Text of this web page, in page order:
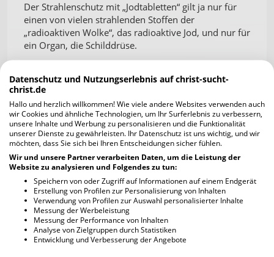
Der Strahlenschutz mit „Jodtabletten“ gilt ja nur für
einen von vielen strahlenden Stoffen der
„radioaktiven Wolke“, das radioaktive Jod, und nur für
ein Organ, die Schilddrüse.
und Cäsium - 137, Strontium und Plutonium
verstrahlen natürlich zusammen mit dem
radioaktiven Jod, das ja nur die Schilddrüse, aber
nicht die anderen Organe schützen soll, den ganzen
Körper, also auch die Schilddrüse.
Jodtabletten sind hauptsächlich ein
Beruhigungsmittel mit unschönen
Nebenwirkungen.
Kommentare
Datenschutz und Nutzungserlebnis auf christ-sucht-
christ.de
Hallo und herzlich willkommen! Wie viele andere Websites verwenden auch
wir Cookies und ähnliche Technologien, um Ihr Surferlebnis zu verbessern,
unsere Inhalte und Werbung zu personalisieren und die Funktionalität
unserer Dienste zu gewährleisten. Ihr Datenschutz ist uns wichtig, und wir
möchten, dass Sie sich bei Ihren Entscheidungen sicher fühlen.
Wir und unsere Partner verarbeiten Daten, um die Leistung der
Website zu analysieren und Folgendes zu tun:
Speichern von oder Zugriff auf Informationen auf einem Endgerät
Erstellung von Profilen zur Personalisierung von Inhalten
Verwendung von Profilen zur Auswahl personalisierter Inhalte
Messung der Werbeleistung
Messung der Performance von Inhalten
Analyse von Zielgruppen durch Statistiken
Entwicklung und Verbesserung der Angebote